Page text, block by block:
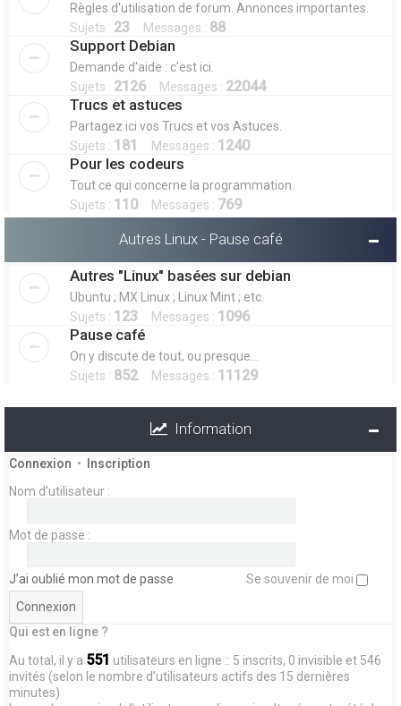
Règles d'utilisation de forum. Annonces importantes.
Sujets : 23 Messages : 88
Support Debian
Demande d'aide : c'est ici.
Sujets : 2126Messages : 22044
Trucs et astuces
Partagez ici vos Trucs et vos Astuces.
Sujets : 181 Messages : 1240
Pour les codeurs
Tout ce qui concerne la programmation.
Sujets : 110Messages : 769
Autres Linux - Pause café
Autres "Linux" basées sur debian
Ubuntu ; MX Linux ; Linux Mint ; etc.
Sujets : 123 Messages : 1096
Pause café
On y discute de tout, ou presque...
Sujets : 852Messages : 11129
Information
Connexion •
Inscription
Nom d’utilisateur :
Mot de passe :
J’ai oublié mon mot de passe Se souvenir de moi
Qui est en ligne ?
Au total, il y a 551 utilisateurs en ligne :: 5 inscrits, 0 invisible et 546
invités (selon le nombre d’utilisateurs actifs des 15 dernières
minutes)